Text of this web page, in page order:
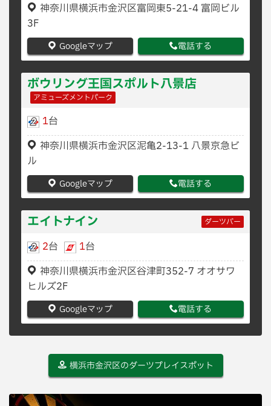
神奈川県横浜市金沢区富岡東5-21-4 富岡ビル
3F
Googleマップ 電話する
ボウリング王国スポルト八景店
アミューズメントパーク
1台
神奈川県横浜市金沢区泥亀2-13-1 八景京急ビ
ル
Googleマップ 電話する
エイトナイン ダーツバー
2台 1台
神奈川県横浜市金沢区谷津町352-7 オオサワ
ヒルズ2F
Googleマップ 電話する
横浜市金沢区のダーツプレイスポット